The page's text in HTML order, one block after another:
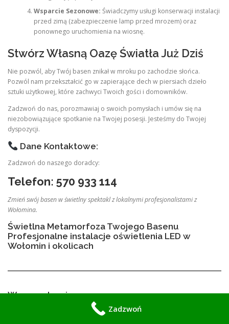
Wsparcie Sezonowe: Świadczymy usługi konserwacji instalacji
przed zimą (zabezpieczenie lamp przed mrozem) oraz
ponownego uruchomienia na wiosnę.
Stwórz Własną Oazę Światła Już Dziś
Nie pozwól, aby Twój basen znikał w mroku po zachodzie słońca.
Pozwól nam przekształcić go w zapierające dech w piersiach dzieło
sztuki użytkowej, które zachwyci Twoich gości i domowników.
Zadzwoń do nas, porozmawiaj o swoich pomysłach i umów się na
niezobowiązujące spotkanie na Twojej posesji. Jesteśmy do Twojej
dyspozycji.
Dane Kontaktowe:
Zadzwoń do naszego doradcy:
Telefon: 570 933 114
Zmień swój basen w świetlny spektakl z lokalnymi profesjonalistami z
Wołomina.
Świetlna Metamorfoza Twojego Basenu
Profesjonalne instalacje oświetlenia LED w
Wołomin i okolicach
Wprowadzenie
W erze, w której estetyka łączy się z funkcjonalnością,
Zadzwoń